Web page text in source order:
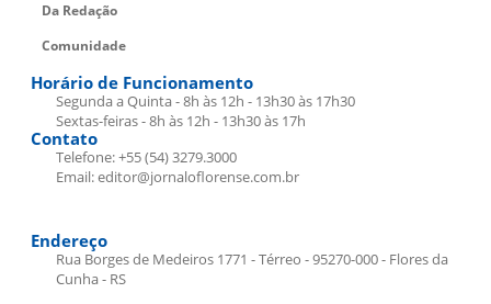
Da Redação
Comunidade
Horário de Funcionamento
Segunda a Quinta - 8h às 12h - 13h30 às 17h30
Sextas-feiras - 8h às 12h - 13h30 às 17h
Contato
Telefone: +55 (54) 3279.3000
Email: editor@jornaloflorense.com.br
Endereço
Rua Borges de Medeiros 1771 - Térreo - 95270-000 - Flores da
Cunha - RS